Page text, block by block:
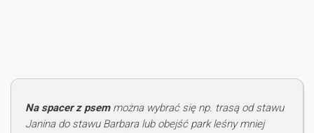
Na spacer z psemmożna wybrać się np. trasą od stawu
Janina do stawu Barbara lub obejść park leśny mniej